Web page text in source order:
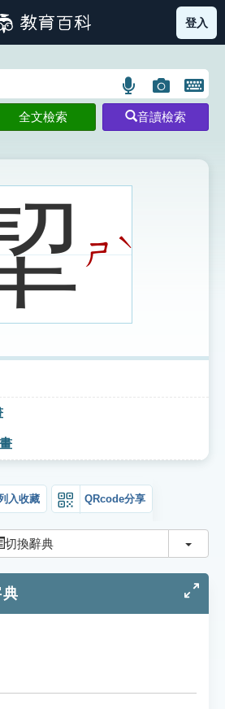
索引圖示 部首索引表圖示
登入
語
言
搜
示
圖
片
搜
開
鍵
圖
全文檢索 音讀檢索
ㄕ ˋ
畫
入收藏 QRcode分享
切換辭典 切換